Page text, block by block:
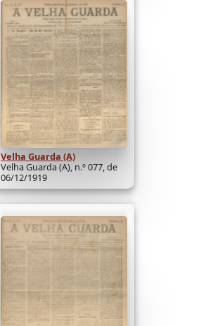
Velha Guarda (A)
Velha Guarda (A), n.º 077, de
06/12/1919